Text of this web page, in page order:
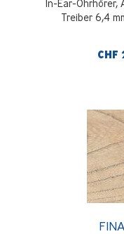
In-Ear-Ohrhörer,
Treiber 6,4